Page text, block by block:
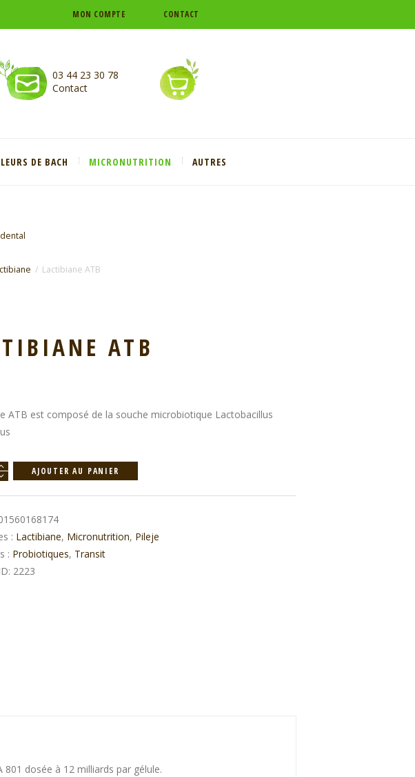
MON COMPTE CONTACT
03 44 23 30 78
Contact
DE BACH MICRONUTRITION AUTRES
Lactibiane ATB
ATB
ATB est composé de la souche microbiotique Lactobacillus
AJOUTER AU PANIER
: Lactibiane, Micronutrition, Pileje
: Probiotiques, Transit
2223
dosée à 12 milliards par gélule.